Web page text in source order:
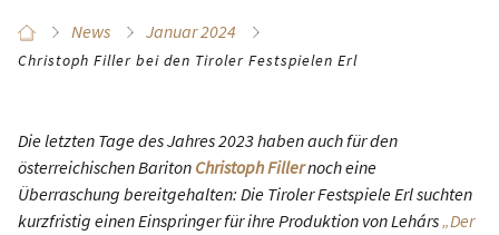
News Januar 2024
Christoph Filler bei den Tiroler Festspielen Erl
Die letzten Tage des Jahres 2023 haben auch für den
österreichischen Bariton Christoph Fillernoch eine
Überraschung bereitgehalten: Die Tiroler Festspiele Erl suchten
kurzfristig einen Einspringer für ihre Produktion von Lehárs„Der